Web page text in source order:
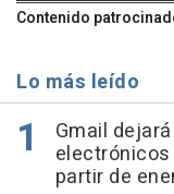
Contenido
Lo más leído
Gmail
partir de